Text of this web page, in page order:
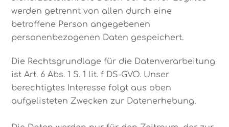
werden getrennt von allen durch eine
betroffene Person angegebenen
personenbezogenen Daten gespeichert.
Die Rechtsgrundlage für die Datenverarbeitung
ist Art. 6 Abs. 1 S. 1 lit. f DS-GVO. Unser
berechtigtes Interesse folgt aus oben
aufgelisteten Zwecken zur Datenerhebung.